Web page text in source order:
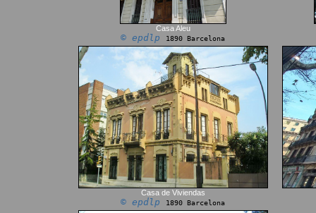
Casa Aleu
© epdlp 1890 Barcelona
Casa de Viviendas
© epdlp 1890 Barcelona